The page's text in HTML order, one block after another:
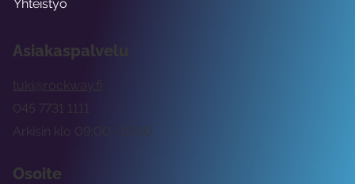
Asiakaspalvelu
tuki@rockway.fi
Arkisin klo 09:00 -15:00
045 7731 1111
Osoite
Yhteistyö